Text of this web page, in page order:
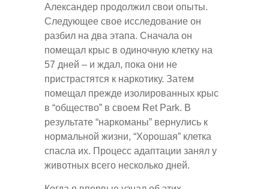
Александер продолжил свои опыты.
Следующее свое исследование он
разбил на два этапа. Сначала он
помещал крыс в одиночную клетку на
57 дней – и ждал, пока они не
пристрастятся к наркотику. Затем
помещал прежде изолированных крыс
в “общество” в своем Ret Park. В
результате “наркоманы” вернулись к
нормальной жизни, “Хорошая” клетка
спасла их. Процесс адаптации занял у
животных всего несколько дней.